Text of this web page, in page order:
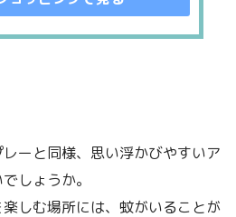
ーと同様、思い浮かびやすいア
しょうか。
しむ場所には、蚊がいることが